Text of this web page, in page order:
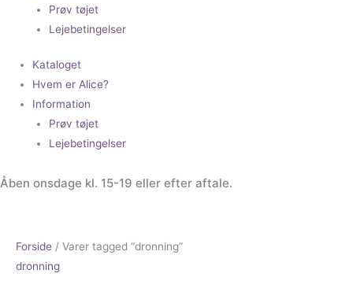
Prøv tøjet
Lejebetingelser
Kataloget
Hvem er Alice?
Information
Prøv tøjet
Lejebetingelser
Åben onsdage kl. 15-19 eller efter aftale.
Forside / Varer tagged “dronning”
dronning